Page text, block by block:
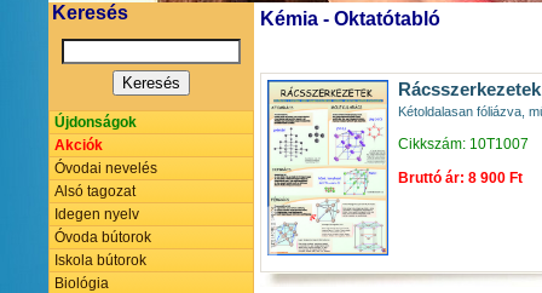
Keresés
Újdonságok
Akciók
Óvodai nevelés
Alsó tagozat
Idegen nyelv
Óvoda bútorok
Iskola bútorok
Biológia
Kémia - Oktatótabló
Rácsszerkezetek
Kétoldalasan fóliázva,
Cikkszám: 10T1007
Bruttó ár: 8 900 Ft